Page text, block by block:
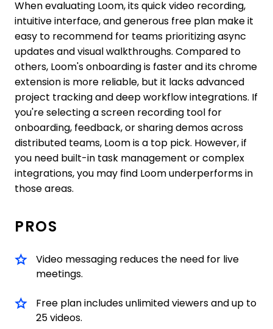
When evaluating Loom, its quick video recording,
intuitive interface, and generous free plan make it
easy to recommend for teams prioritizing async
updates and visual walkthroughs. Compared to
others, Loom's onboarding is faster and its chrome
extension is more reliable, but it lacks advanced
project tracking and deep workflow integrations. If
you're selecting a screen recording tool for
onboarding, feedback, or sharing demos across
distributed teams, Loom is a top pick. However, if
you need built-in task management or complex
integrations, you may find Loom underperforms in
those areas.
PROS
Video messaging reduces the need for live
meetings.
Free plan includes unlimited viewers and up to
25 videos.